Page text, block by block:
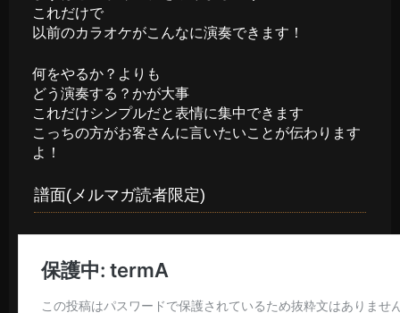
これだけで
以前のカラオケがこんなに演奏できます！
何をやるか？よりも
どう演奏する？かが大事
これだけシンプルだと表情に集中できます
こっちの方がお客さんに言いたいことが伝わります
よ！
譜面(メルマガ読者限定)